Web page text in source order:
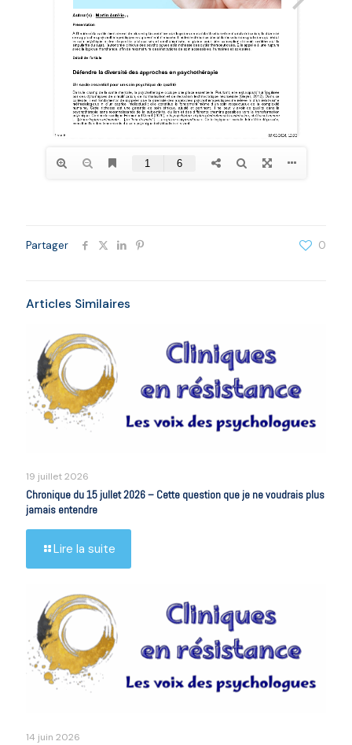
Partager 0
Articles Similaires
19 juillet 2026
Chronique du 15 jullet 2026 – Cette question que je ne voudrais plus
jamais entendre
Lire la suite
14 juin 2026